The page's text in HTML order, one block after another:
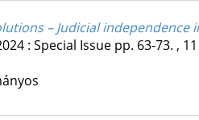
– Judicial
: Special Issue pp. 63-73. ,